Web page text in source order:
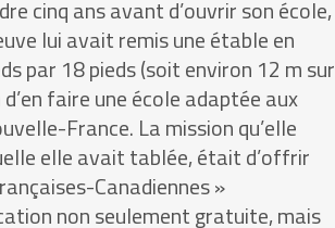
cinq ans avant d’ouvrir son école,
lui avait remis une étable en
par 18 pieds (soit environ 12 m sur
faire une école adaptée aux
France. La mission qu’elle
elle avait tablée, était d’offrir
Canadiennes »
non seulement gratuite, mais